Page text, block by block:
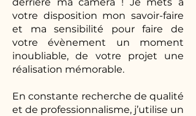
votre disposition mon savoir-faire
et ma sensibilité pour faire de
votre évènement un moment
inoubliable, de votre projet une
réalisation mémorable.
En constante recherche de qualité
et de professionnalisme, j’utilise un